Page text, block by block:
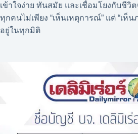
เข้าใจง่าย ทันสมัย และเชื่อมโยงกับชีวิต
ทุกคนไม่เพียง “เห็นเหตุการณ์” แต่ “เห็
อยู่ในทุกมิติ